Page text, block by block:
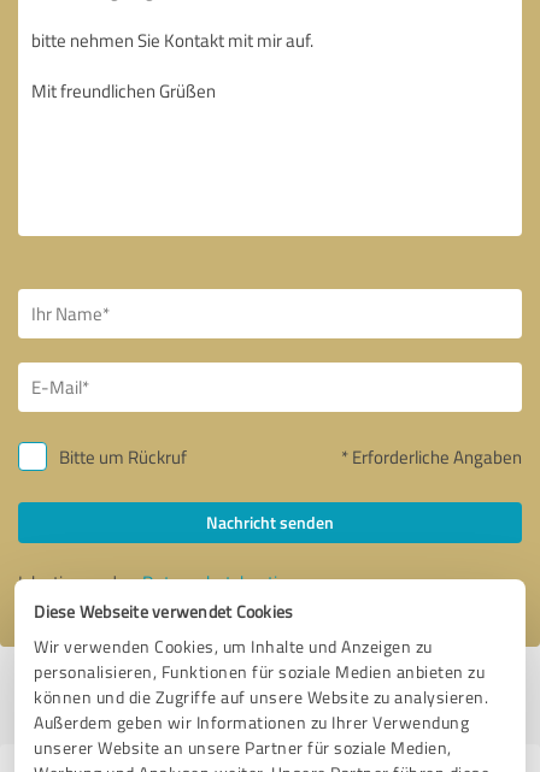
Diese Webseite verwendet Cookies
Wir verwenden Cookies, um Inhalte und Anzeigen zu
personalisieren, Funktionen für soziale Medien anbieten zu
können und die Zugriffe auf unsere Website zu analysieren.
Außerdem geben wir Informationen zu Ihrer Verwendung
unserer Website an unsere Partner für soziale Medien,
Bitte um Rückruf * Erforderliche Angaben
Nachricht senden
Ich stimme denDatenschutzbestimmungenzu.
Profil aktiv seit 27.06.2019 | Letzte Aktualisierung: 30.07.2019
melden